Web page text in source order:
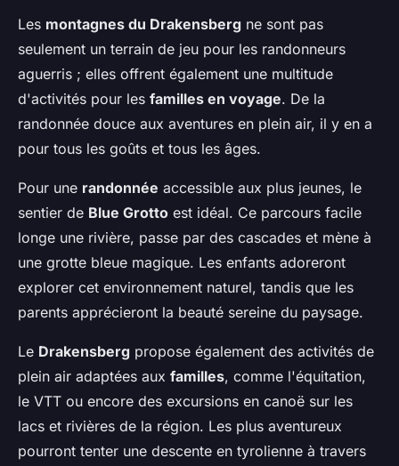
Les montagnes du Drakensberg ne sont pas
seulement un terrain de jeu pour les randonneurs
aguerris ; elles offrent également une multitude
d'activités pour les familles en voyage. De la
randonnée douce aux aventures en plein air, il y en a
pour tous les goûts et tous les âges.
Pour une randonnée accessible aux plus jeunes, le
sentier de Blue Grotto est idéal. Ce parcours facile
longe une rivière, passe par des cascades et mène à
une grotte bleue magique. Les enfants adoreront
explorer cet environnement naturel, tandis que les
parents apprécieront la beauté sereine du paysage.
Le Drakensberg propose également des activités de
plein air adaptées aux familles, comme l'équitation,
le VTT ou encore des excursions en canoë sur les
lacs et rivières de la région. Les plus aventureux
pourront tenter une descente en tyrolienne à travers